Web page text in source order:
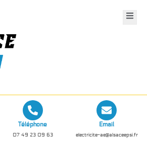
Téléphone
07 49 23 09 63
Email
electricite-ae@alsaceepsi.fr